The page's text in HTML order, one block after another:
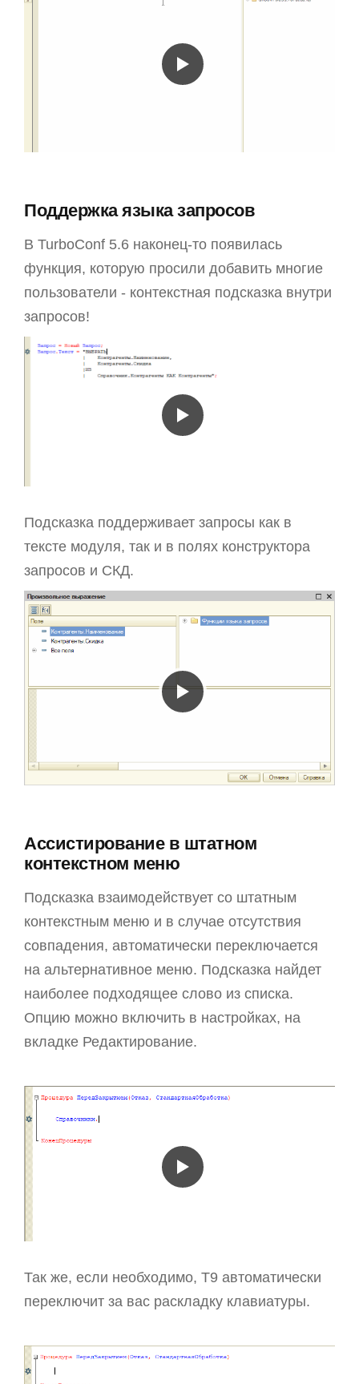
Поддержка языка запросов
В TurboConf 5.6 наконец-то появилась
функция, которую просили добавить многие
пользователи - контекстная подсказка внутри
запросов!
Подсказка поддерживает запросы как в
тексте модуля, так и в полях конструктора
запросов и СКД.
Ассистирование в штатном
контекстном меню
Подсказка взаимодействует со штатным
контекстным меню и в случае отсутствия
совпадения, автоматически переключается
на альтернативное меню. Подсказка найдет
наиболее подходящее слово из списка.
Опцию можно включить в настройках, на
вкладке Редактирование.
Так же, если необходимо, T9 автоматически
переключит за вас раскладку клавиатуры.